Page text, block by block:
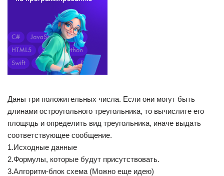
Даны три положительных числа. Если они могут быть
длинами остроугольного треугольника, то вычислите его
площядь и определить вид треугольника, иначе выдать
соответствующее сообщение.
1.Исходные данные
2.Формулы, которые будут присутствовать.
3.Алгоритм-блок схема (Можно еще идею)